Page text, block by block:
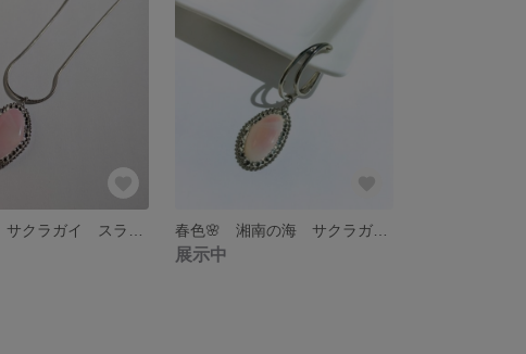
展示中